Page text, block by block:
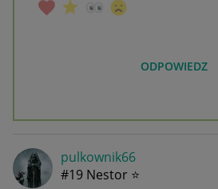
ODPOWIEDZ
pulkownik66
#19 Nestor ⭐